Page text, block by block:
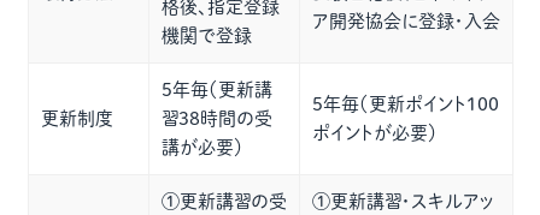
格後、指定登録
機関で登録
ア開発協会に登録・入会
更新制度
5年毎（更新講
習38時間の受
講が必要）
5年毎（更新ポイント100
ポイントが必要）
①更新講習の受
①更新講習・スキルアッ